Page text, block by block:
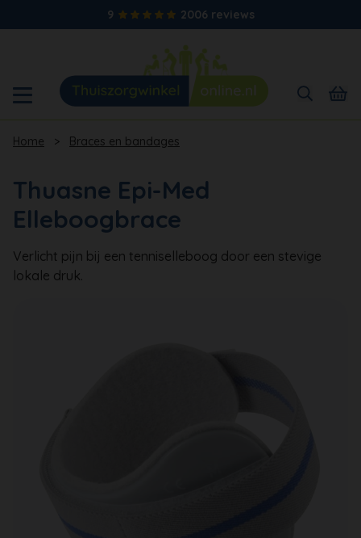
9 2006 reviews
Home > Braces en bandages
Thuasne Epi-Med
Elleboogbrace
Verlicht pijn bij een tenniselleboog door een stevige
lokale druk.